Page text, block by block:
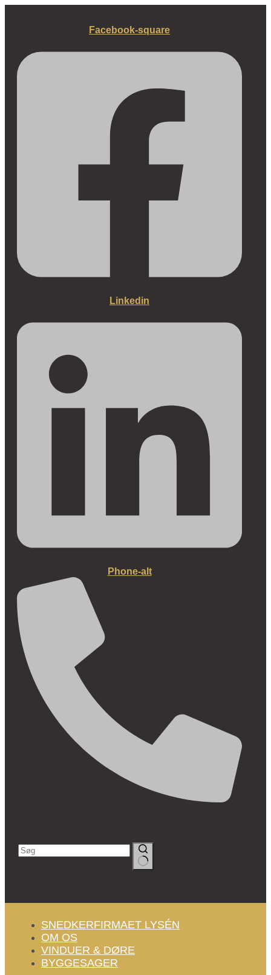
Facebook-square
Linkedin
Phone-alt
SNEDKERFIRMAET LYSÉN
OM OS
VINDUER & DØRE
BYGGESAGER